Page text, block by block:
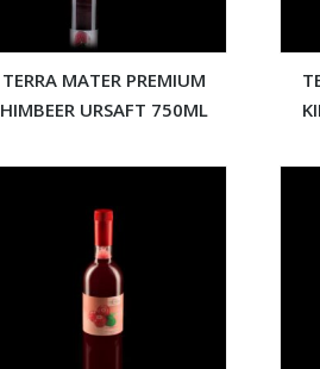
TERRA MATER PREMIUM
HIMBEER URSAFT 750ML